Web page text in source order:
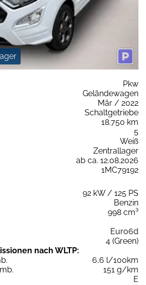
Pkw
Geländewagen
Mär / 2022
Schaltgetriebe
18.750 km
5
Weiß
Zentrallager
ab ca. 12.08.2026
1MC79192
92 kW / 125 PS
Benzin
998 cm³
Euro6d
4 (Green)
nach WLTP:
6,6 l/100km
151 g/km
E